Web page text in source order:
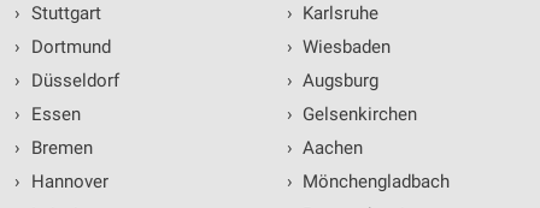
› Stuttgart
›
Dortmund
›
Düsseldorf
›
Essen
›
Bremen
›
Hannover
› Karlsruhe
› Wiesbaden
› Augsburg
› Gelsenkirchen
› Aachen
› Mönchengladbach